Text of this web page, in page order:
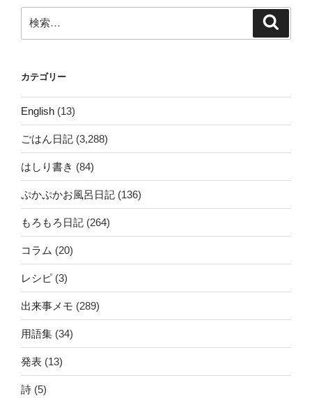
ン
索:
カテゴリー
English (13)
ごはん日記 (3,288)
はしり書き (84)
ぷかぷかお風呂日記 (136)
もろもろ日記 (264)
コラム (20)
レシピ (3)
出来事メモ (289)
用語集 (34)
発表 (13)
詩 (5)